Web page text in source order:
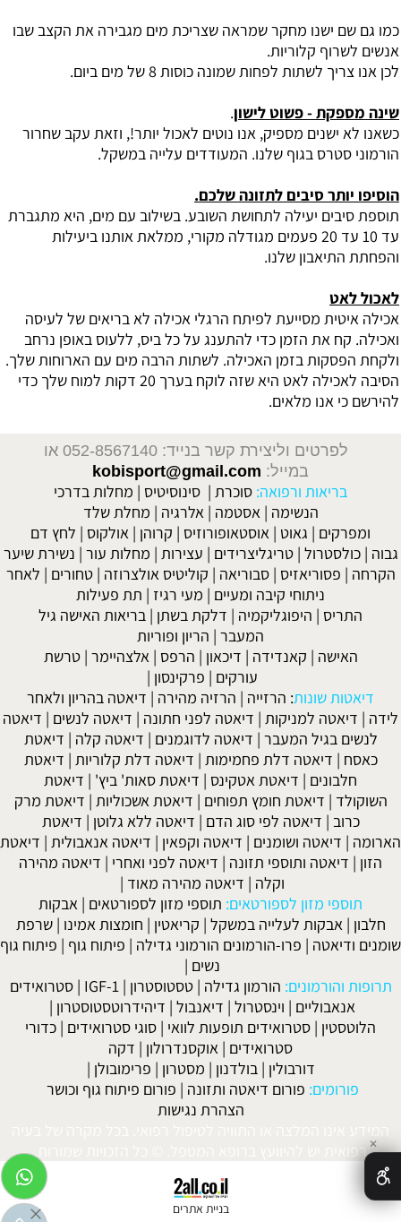
כמו גם שם ישנו מחקר שמראה שצריכת מים מגבירה את הקצב שבו
אנשים לשרוף קלוריות.
לכן אנו צריך לשתות לפחות שמונה כוסות 8 של מים ביום.
שינה מספקת - פשוט לישון.
כשאנו לא ישנים מספיק, אנו נוטים לאכול יותר!, וזאת עקב שחרור
הורמוני סטרס בגוף שלנו. המעודדים עלייה במשקל.
הוסיפו יותר סיבים לתזונה שלכם.
תוספת סיבים יעילה לתחושת השובע. בשילוב עם מים, היא מתגברת
עד 10 עד 20 פעמים מגודלה מקורי, ממלאת אותנו ביעילות
והפחתת התיאבון שלנו.
לאכול לאט
אכילה איטית מסייעת לפיתח הרגלי אכילה לא בריאים של לעיסה
ואכילה. קח את הזמן כדי להתענג על כל ביס, ללעוס באופן נרחב
ולקחת הפסקות בזמן האכילה. לשתות הרבה מים עם הארוחות שלך.
הסיבה לאכילה לאט היא שזה לוקח בערך 20 דקות למוח שלך כדי
להירשם כי אנו מלאים.
לפרטים וליצירת קשר בנייד: 052-8567140
או
במייל: kobisport@gmail.com
בריאות ורפואה: סוכרת | סינוסיטיס | מחלות בדרכי
הנשימה | אסטמה | אלרגיה | מחלת שלד
ומפרקים | גאוט | אוסטאופורוזיס | קרוהן | אולקוס | לחץ דם
גבוה |כולסטרול |טריגליצרידים | עצירות | מחלות עור | נשירת שיער
הקרחה | פסוריאזיס |סבוריאה | קוליטיס אולצרוזה |טחורים | לאחר
ניתוחי קיבה ומעיים | מעי רגיז | תת פעילות
התריס | היפוגליקמיה | דלקת בשתן | בריאות האישה גיל
המעבר | הריון ופוריות
האישה | קאנדידה | דיכאון | הרפס | אלצהיימר |טרשת
עורקים | פרקינסון |
דיאטות שונות: הרזייה | הרזיה מהירה | דיאטה בהריון ולאחר
לידה | דיאטה למניקות | דיאטה לפני חתונה | דיאטה לנשים | דיאטה
לנשים בגיל המעבר | דיאטה לדוגמנים | דיאטה קלה | דיאטת
כאסח | דיאטה דלת פחמימות | דיאטה דלת קלוריות | דיאטת
חלבונים | דיאטת אטקינס | דיאטת סאות' ביץ' | דיאטת
השוקולד | דיאטת חומץ תפוחים | דיאטת אשכוליות | דיאטת מרק
כרוב | דיאטה לפי סוג הדם | דיאטה ללא גלוטן | דיאטת
הארומה | דיאטה ושומנים | דיאטה וקפאין | דיאטה אנאבולית | דיאטת
הזון | דיאטה ותוספי תזונה | דיאטה לפני ואחרי | דיאטה מהירה
וקלה | דיאטה מהירה מאוד |
תוספי מזון לספורטאים: תוספי מזון לספורטאים | אבקות
חלבון | אבקות לעלייה במשקל | קריאטין | חומצות אמינו |שרפת
שומנים ודיאטה | פרו-הורמונים הורמוני גדילה | פיתוח גוף | פיתוח גוף
נשים |
תרופות והורמונים: הורמון גדילה |טסטוסטרון |
IGF-1
|סטרואידים
אנאבוליים | וינסטרול | דיאנבול | דיהידרוטסטוסטרון |
הלוטסטין | סטרואידים תופעות לוואי | סוגי סטרואידים | כדורי
סטרואידים | אוקסנדרולון | דקה
דורבולין | בולדנון | מסטרון | פרימובולן |
פורומים: פורום דיאטה ותזונה | פורום פיתוח גוף וכושר
הצהרת נגישות
המידע אינו המלצה או התוויה לטיפול רפואי. בכל מקרה של בעיה
רפואית יש להיוועץ ברופא המטפל. © כל הזכויות שמורות.
בניית אתרים
✕